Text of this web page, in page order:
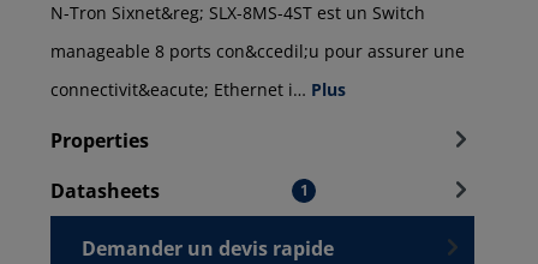
N-Tron Sixnet&reg; SLX-8MS-4ST est un Switch
manageable 8 ports con&ccedil;u pour assurer une
connectivit&eacute; Ethernet i… Plus
Properties
Datasheets
1
Demander un devis rapide